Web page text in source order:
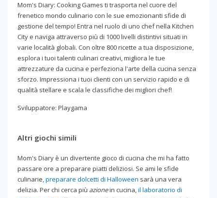
Mom's Diary: Cooking Games ti trasporta nel cuore del
frenetico mondo culinario con le sue emozionanti sfide di
gestione del tempo! Entra nel ruolo di uno chef nella Kitchen
City e naviga attraverso più di 1000 livelli distintivi situati in
varie località globali. Con oltre 800 ricette a tua disposizione,
esplora i tuoi talenti culinari creativi, migliora le tue
attrezzature da cucina e perfeziona l'arte della cucina senza
sforzo. Impressiona i tuoi clienti con un servizio rapido e di
qualità stellare e scala le classifiche dei migliori chef!
Sviluppatore: Playgama
Altri giochi simili
Mom's Diary è un divertente gioco di cucina che mi ha fatto
passare ore a preparare piatti deliziosi. Se ami le sfide
culinarie,preparare dolcetti di Halloween sarà una vera
delizia. Per chi cerca più azionein cucina,il laboratorio di